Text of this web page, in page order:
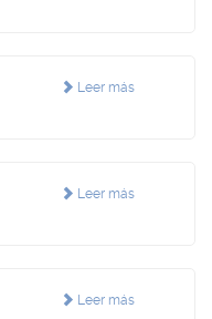
Leer más
Leer más
Leer más